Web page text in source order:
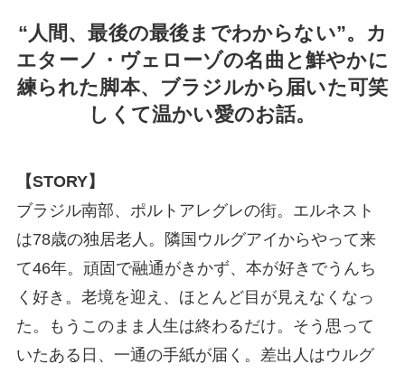
“人間、最後の最後までわからない”。カ
エターノ・ヴェローゾの名曲と鮮やかに
練られた脚本、ブラジルから届いた可笑
しくて温かい愛のお話。
【STORY】
ブラジル南部、ポルトアレグレの街。エルネスト
は78歳の独居老人。隣国ウルグアイからやって来
て46年。頑固で融通がきかず、本が好きでうんち
く好き。老境を迎え、ほとんど目が見えなくなっ
た。もうこのまま人生は終わるだけ。そう思って
いたある日、一通の手紙が届く。差出人はウルグ